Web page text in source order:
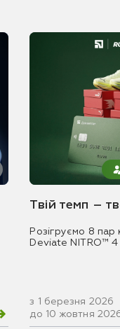
Твій темп –
Розігруємо 8 пар
Deviate NITRO™ 4
з 1 березня 2026
до 10 жовтня